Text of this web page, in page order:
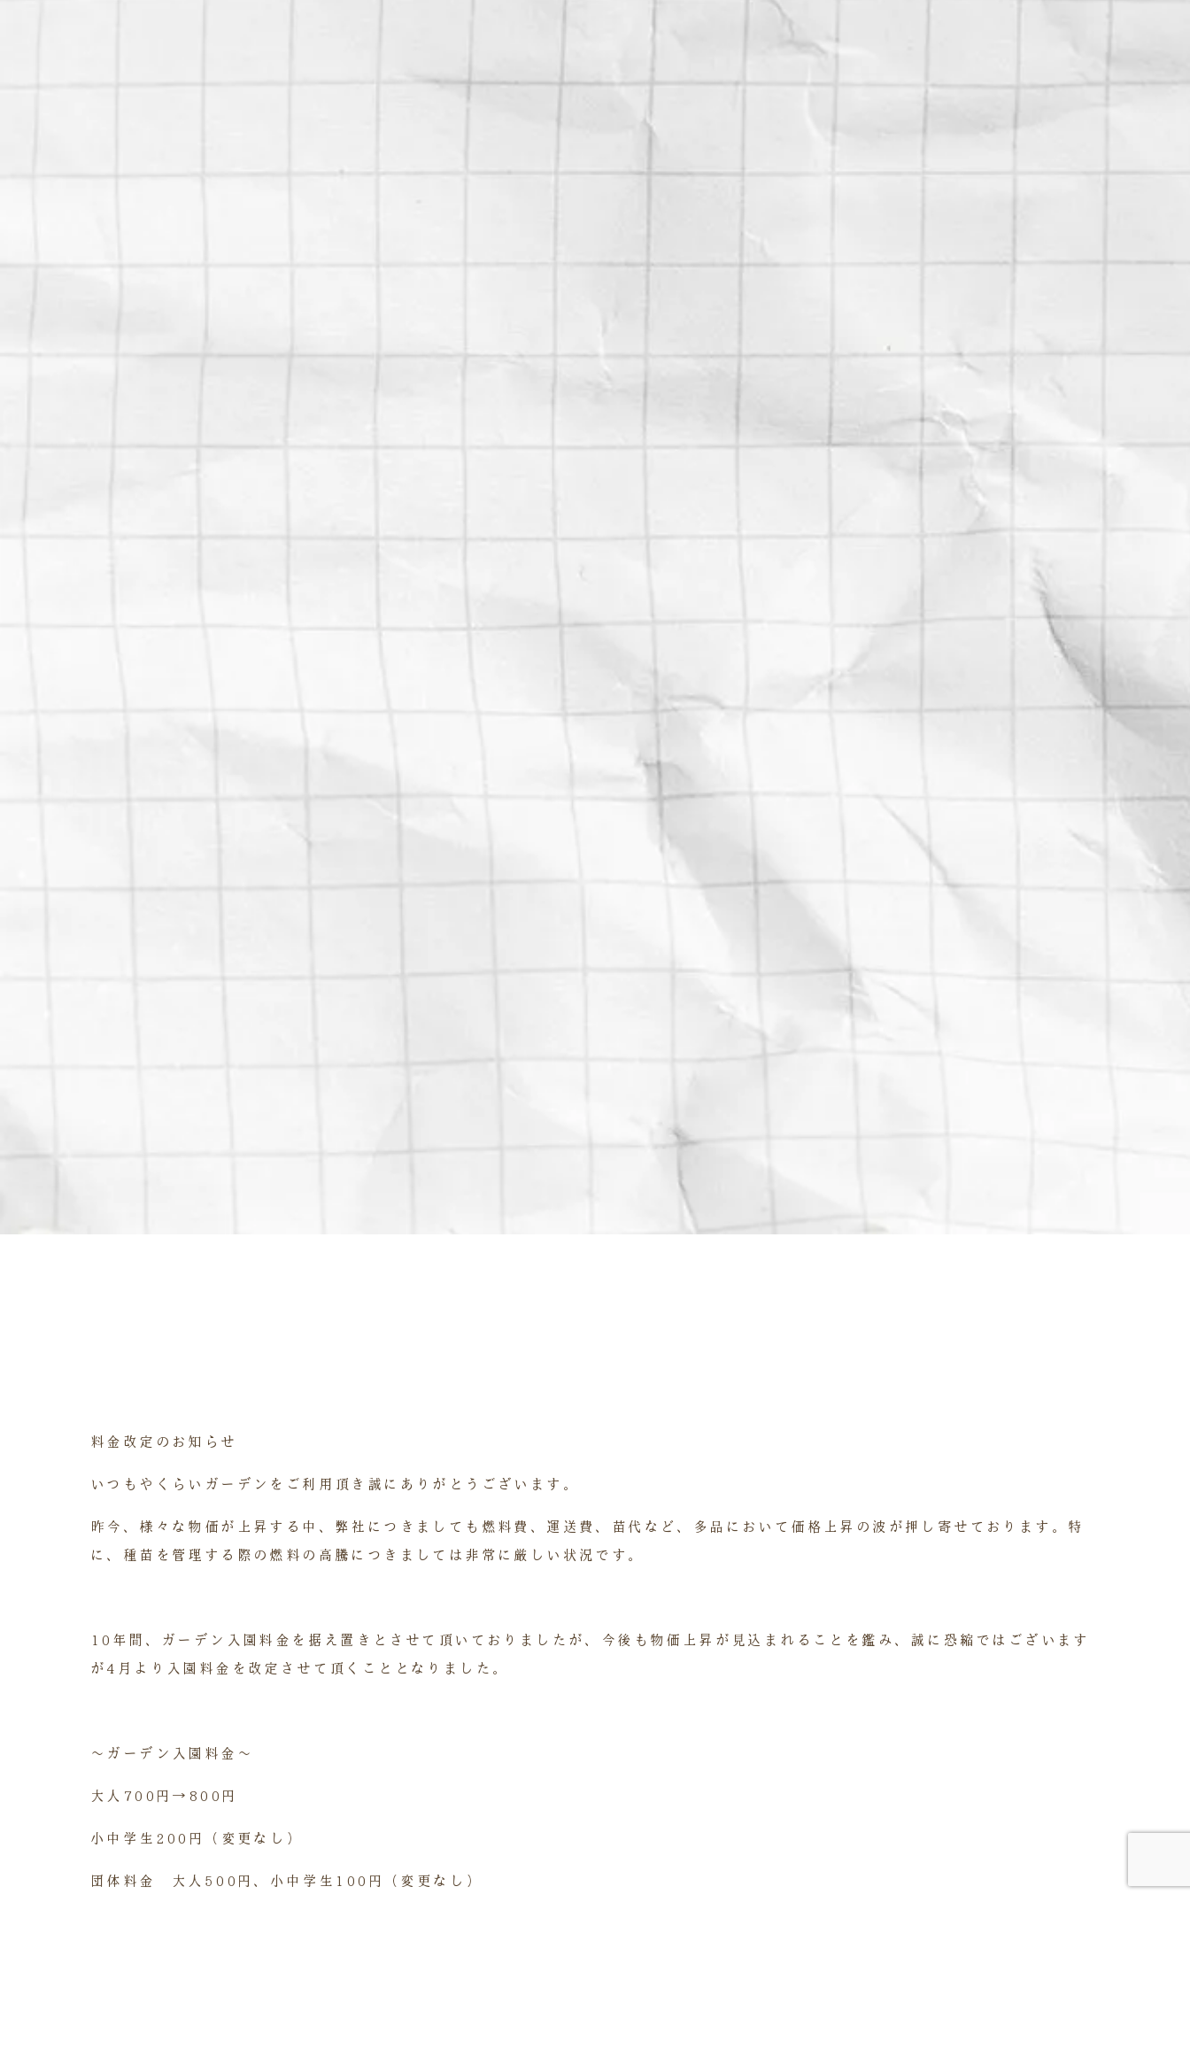
料金改定のお知らせ
いつもやくらいガーデンをご利用頂き誠にありがとうございます。
昨今、様々な物価が上昇する中、弊社につきましても燃料費、運送費、苗代など、多品において価格上昇の波が押し寄せております。特
に、種苗を管理する際の燃料の高騰につきましては非常に厳しい状況です。
10年間、ガーデン入園料金を据え置きとさせて頂いておりましたが、今後も物価上昇が見込まれることを鑑み、誠に恐縮ではございます
が4月より入園料金を改定させて頂くこととなりました。
～ガーデン入園料金～
大人700円→800円
小中学生200円（変更なし）
団体料金 大人500円、小中学生100円（変更なし）